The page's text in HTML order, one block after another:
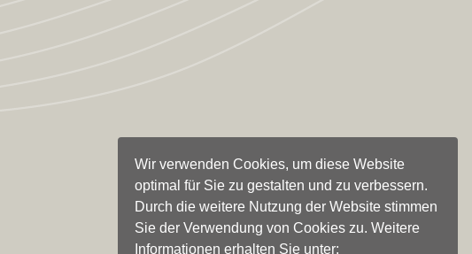
Wir verwenden Cookies, um diese Website
optimal für Sie zu gestalten und zu verbessern.
Durch die weitere Nutzung der Website stimmen
Sie der Verwendung von Cookies zu. Weitere
Informationen erhalten Sie unter: